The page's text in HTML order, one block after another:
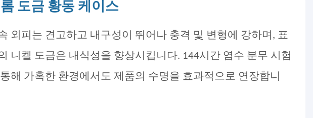
도금 황동 케이스
외피는 견고하고 내구성이 뛰어나 충격 및 변형에 강하며, 표
니켈 도금은 내식성을 향상시킵니다. 144시간 염수 분무 시험
해 가혹한 환경에서도 제품의 수명을 효과적으로 연장합니